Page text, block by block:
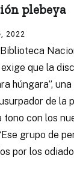
plebeya
2022
que la
húngara”,
de la
tono con los
grupo de
por los